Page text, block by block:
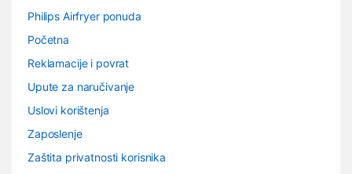
Philips Airfryer ponuda
Početna
Reklamacije i povrat
Upute za naručivanje
Uslovi korištenja
Zaposlenje
Zaštita privatnosti korisnika